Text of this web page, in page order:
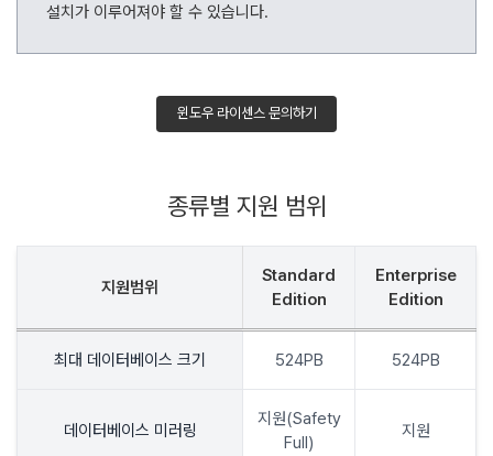
설치가 이루어져야 할 수 있습니다.
윈도우 라이센스 문의하기
종류별 지원 범위
지원범위
Standard
Edition
Enterprise
Edition
최대 데이터베이스 크기 524PB 524PB
데이터베이스 미러링
지원(Safety
Full)
지원